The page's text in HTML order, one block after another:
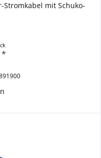
Stromkabel mit Schuko-
*